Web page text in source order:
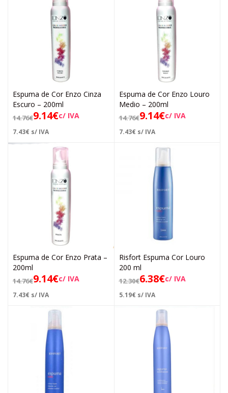
Espuma de Cor Enzo Cinza
Escuro – 200ml
14.76€9.14€c/ IVA
7.43€ s/ IVA
Espuma de Cor Enzo Louro
Medio – 200ml
14.76€9.14€c/ IVA
7.43€ s/ IVA
Espuma de Cor Enzo Prata –
200ml
14.76€9.14€c/ IVA
7.43€ s/ IVA
Risfort Espuma Cor Louro
200 ml
12.30€6.38€c/ IVA
5.19€ s/ IVA